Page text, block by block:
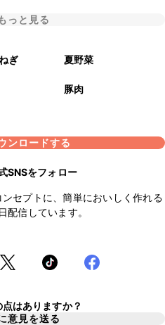
っと見る
ぎ 夏野菜
豚肉
ンロードする
SNSをフォロー
セプトに、簡単においしく作れる
配信しています。
はありますか？
意見を送る